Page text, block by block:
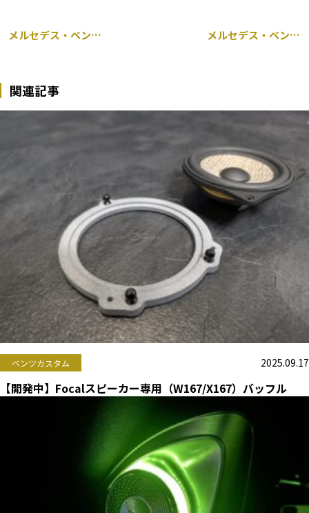
メルセデス・ベンツ Cクラス W 205 エンジンチェックランプ点灯 NOXセンサー交換 メルセデス・ベンツ W205 Cクラス 後期 純正64色アンビエントライト連動 タービン型 エアベント 交換
関連記事
ベンツカスタム 2025.09.17
【開発中】Focalスピーカー専用（W167/X167）バッフル